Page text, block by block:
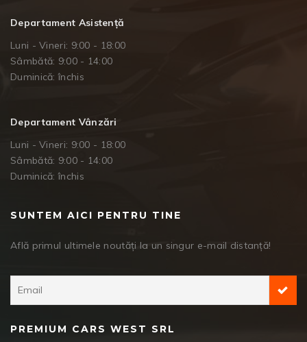
Departament Asistență
Luni - Vineri: 9:00 - 18:00
Sâmbătă: 9:00 - 14:00
Duminică: închis
Departament Vânzări
Luni - Vineri: 9:00 - 18:00
Sâmbătă: 9:00 - 14:00
Duminică: închis
SUNTEM AICI PENTRU TINE
Află primul ultimele noutăți la un singur e-mail distanță!
PREMIUM CARS WEST SRL